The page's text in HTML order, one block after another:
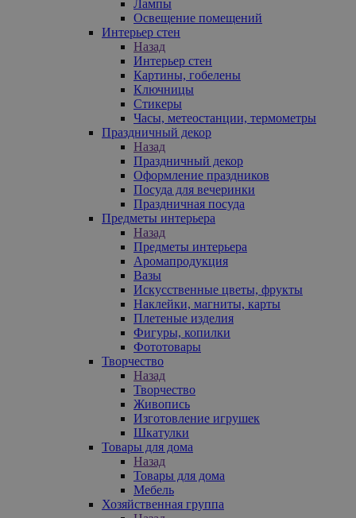
Лампы
Освещение помещений
Интерьер стен
Назад
Интерьер стен
Картины, гобелены
Ключницы
Стикеры
Часы, метеостанции, термометры
Праздничный декор
Назад
Праздничный декор
Оформление праздников
Посуда для вечеринки
Праздничная посуда
Предметы интерьера
Назад
Предметы интерьера
Аромапродукция
Вазы
Искусственные цветы, фрукты
Наклейки, магниты, карты
Плетеные изделия
Фигуры, копилки
Фототовары
Творчество
Назад
Творчество
Живопись
Изготовление игрушек
Шкатулки
Товары для дома
Назад
Товары для дома
Мебель
Хозяйственная группа